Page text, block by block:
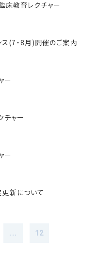
教育レクチャー
(7・8月)開催のご案内
ー
チャー
ー
新について
... 12